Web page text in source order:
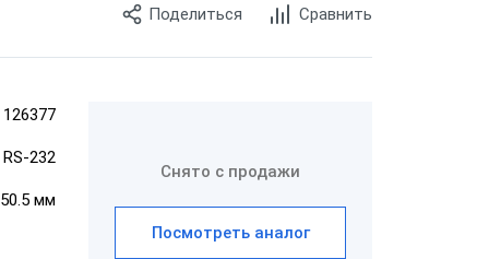
Поделиться Сравнить
126377
232
мм
Снято с продажи
Посмотреть аналог